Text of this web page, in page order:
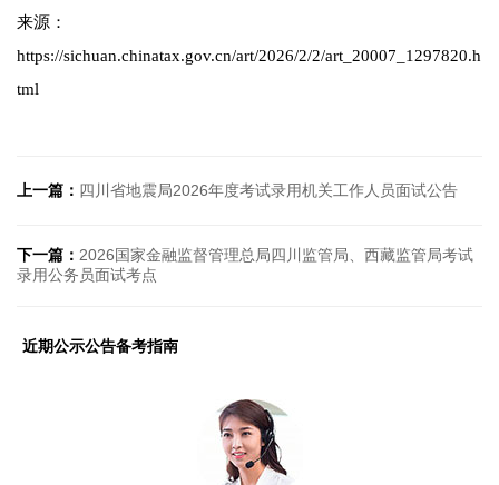
来源：
https://sichuan.chinatax.gov.cn/art/2026/2/2/art_20007_1297820.h
tml
上一篇： 四川省地震局2026年度考试录用机关工作人员面试公告
下一篇： 2026国家金融监督管理总局四川监管局、西藏监管局考试
录用公务员面试考点
近期公示公告备考指南